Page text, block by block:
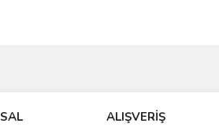
Ürün resmi kalitesiz, bozuk veya görüntülenemiyor.
ALIŞVERİŞ